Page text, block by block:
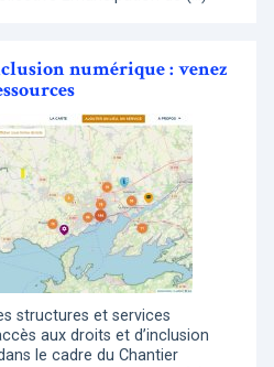
numérique : venez
structures et services
aux droits et d’inclusion
le cadre du Chantier